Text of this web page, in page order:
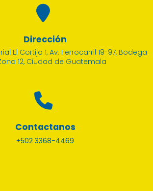
Dirección
El Cortijo 1, Av. Ferrocarril 19-97, Bodega
12, Ciudad de Guatemala
Contactanos
+502 3368-4469